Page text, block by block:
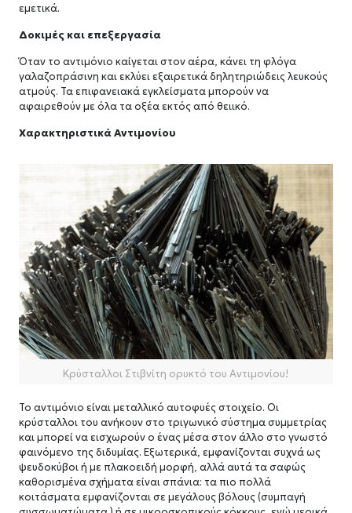
εμετικά.
Δοκιμές και επεξεργασία
Όταν το αντιμόνιο καίγεται στον αέρα, κάνει τη φλόγα
γαλαζοπράσινη και εκλύει εξαιρετικά δηλητηριώδεις λευκούς
ατμούς. Τα επιφανειακά εγκλείσματα μπορούν να
αφαιρεθούν με όλα τα οξέα εκτός από θειικό.
Χαρακτηριστικά Αντιμονίου
Κρύσταλλοι Στιβνίτη ορυκτό του Αντιμονίου!
Το αντιμόνιο είναι μεταλλικό αυτοφυές στοιχείο. Οι
κρύσταλλοι του ανήκουν στο τριγωνικό σύστημα συμμετρίας
και μπορεί να εισχωρούν ο ένας μέσα στον άλλο στο γνωστό
φαινόμενο της διδυμίας. Εξωτερικά, εμφανίζονται συχνά ως
ψευδοκύβοι ή με πλακοειδή μορφή, αλλά αυτά τα σαφώς
καθορισμένα σχήματα είναι σπάνια: τα πιο πολλά
κοιτάσματα εμφανίζονται σε μεγάλους βόλους (συμπαγή